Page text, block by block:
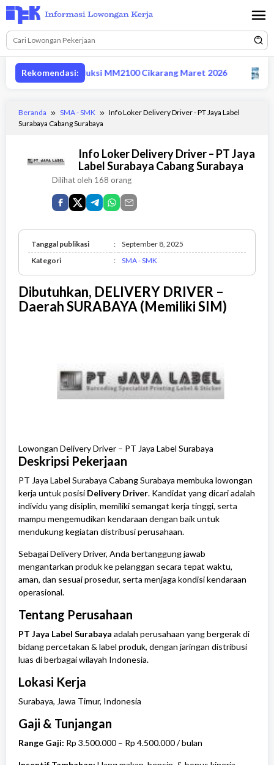
Loncat
ke
konten
Rekomendasi:
supervisor produksi MM2100 Cikarang Maret 2026
Beranda SMA - SMK
Info Loker Delivery Driver - PT Jaya Label
Surabaya Cabang Surabaya
Info Loker Delivery Driver – PT Jaya
Label Surabaya Cabang Surabaya
Dilihat oleh 168 orang
Tanggal publikasi :
September 8, 2025
Kategori
: SMA - SMK
Dibutuhkan, DELIVERY DRIVER –
Daerah SURABAYA (Memiliki SIM)
Lowongan Delivery Driver – PT Jaya Label Surabaya
Deskripsi Pekerjaan
PT Jaya Label Surabaya Cabang Surabaya membuka lowongan
kerja untuk posisi Delivery Driver. Kandidat yang dicari adalah
individu yang disiplin, memiliki semangat kerja tinggi, serta
mampu mengemudikan kendaraan dengan baik untuk
mendukung kegiatan distribusi perusahaan.
Sebagai Delivery Driver, Anda bertanggung jawab
mengantarkan produk ke pelanggan secara tepat waktu,
aman, dan sesuai prosedur, serta menjaga kondisi kendaraan
operasional.
Tentang Perusahaan
PT Jaya Label Surabaya adalah perusahaan yang bergerak di
bidang percetakan & label produk, dengan jaringan distribusi
luas di berbagai wilayah Indonesia.
Lokasi Kerja
Surabaya, Jawa Timur, Indonesia
Gaji & Tunjangan
Range Gaji: Rp 3.500.000 – Rp 4.500.000 / bulan